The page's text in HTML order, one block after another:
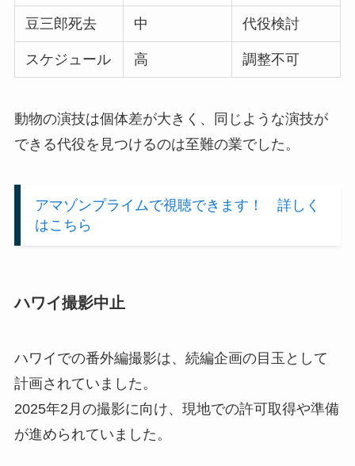
豆三郎死去 中 代役検討
スケジュール 高 調整不可
動物の演技は個体差が大きく、同じような演技が
できる代役を見つけるのは至難の業でした。
アマゾンプライムで視聴できます！ 詳しく
はこちら
ハワイ撮影中止
ハワイでの番外編撮影は、続編企画の目玉として
計画されていました。
2025年2月の撮影に向け、現地での許可取得や準備
が進められていました。